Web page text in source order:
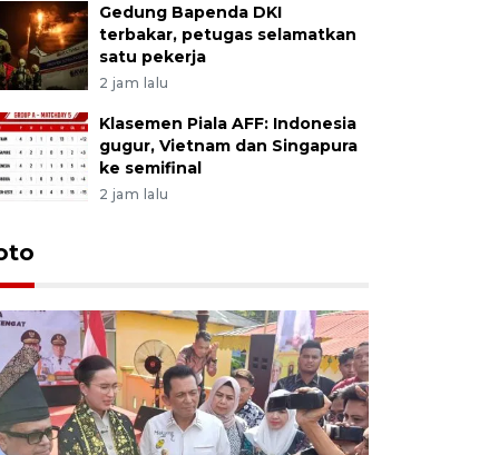
Gedung Bapenda DKI
terbakar, petugas selamatkan
satu pekerja
2 jam lalu
Klasemen Piala AFF: Indonesia
gugur, Vietnam dan Singapura
ke semifinal
2 jam lalu